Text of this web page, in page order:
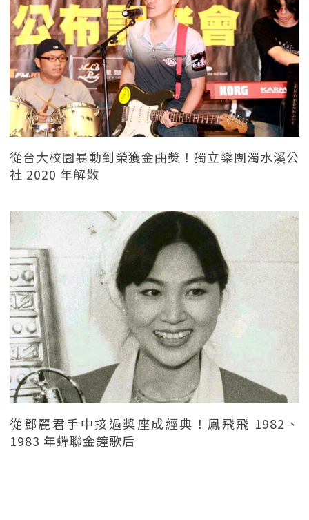
從台大校園暴動到榮獲金曲獎！獨立樂團濁水溪公
社 2020 年解散
從鄧麗君手中接過獎座成經典！鳳飛飛 1982、
1983 年蟬聯金鐘歌后